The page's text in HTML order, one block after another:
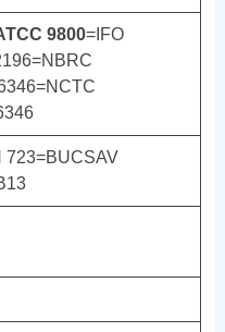
9800=IFO
723=BUCSAV